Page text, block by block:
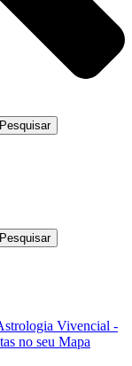
Vivencial -
no seu Mapa